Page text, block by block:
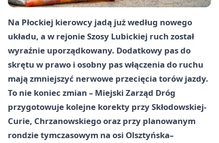
Na Płockiej kierowcy jadą już według nowego
układu, a w rejonie Szosy Lubickiej ruch został
wyraźnie uporządkowany. Dodatkowy pas do
skrętu w prawo i osobny pas włączenia do ruchu
mają zmniejszyć nerwowe przecięcia torów jazdy.
To nie koniec zmian – Miejski Zarząd Dróg
przygotowuje kolejne korekty przy Skłodowskiej-
Curie, Chrzanowskiego oraz przy planowanym
rondzie tymczasowym na osi Olsztyńska–